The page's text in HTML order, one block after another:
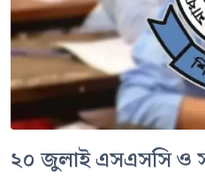
২০ জুলাই এসএসসি ও